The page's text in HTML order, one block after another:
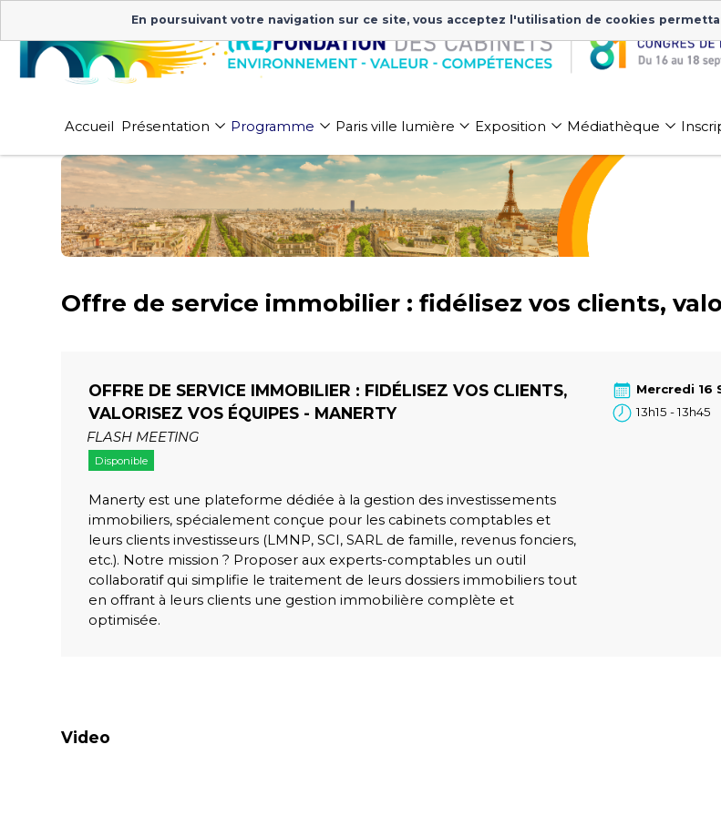
Accueil Présentation Programme Paris ville lumière Exposition Médiathèque
Offre de service immobilier : fidélisez vos clients,
OFFRE DE SERVICE IMMOBILIER : FIDÉLISEZ VOS CLIENTS,
VALORISEZ VOS ÉQUIPES - MANERTY
FLASH MEETING
Disponible
Manerty est une plateforme dédiée à la gestion des investissements
immobiliers, spécialement conçue pour les cabinets comptables et
leurs clients investisseurs (LMNP, SCI, SARL de famille, revenus fonciers,
etc.). Notre mission ? Proposer aux experts-comptables un outil
collaboratif qui simplifie le traitement de leurs dossiers immobiliers tout
en offrant à leurs clients une gestion immobilière complète et
optimisée.
Mercredi 16
13h15 - 13h45
Video
En poursuivant votre navigation sur ce site, vous acceptez l'utilisation de cookies